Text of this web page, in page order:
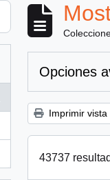
Opciones
Imprimir vista
43737